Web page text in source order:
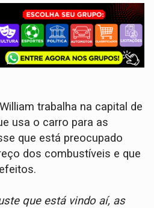
trabalha na capital de
usa o carro para as
que está preocupado
dos combustíveis e que
que está vindo aí, as